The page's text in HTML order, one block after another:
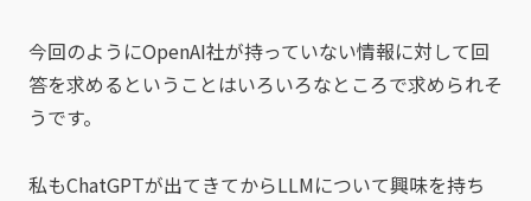
今回のようにOpenAI社が持っていない情報に対して回
答を求めるということはいろいろなところで求められそ
うです。
私もChatGPTが出てきてからLLMについて興味を持ち